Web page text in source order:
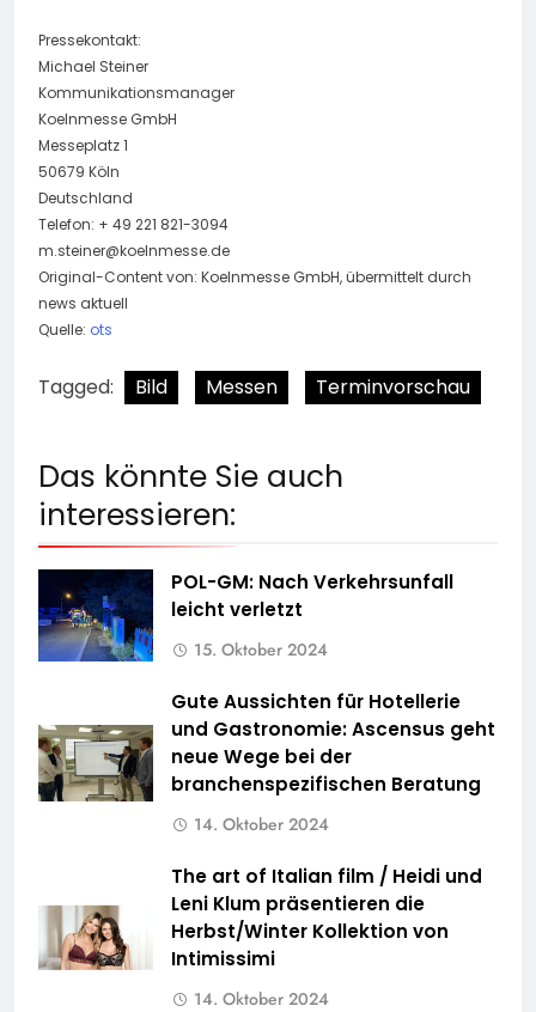
Pressekontakt:
Michael Steiner
Kommunikationsmanager
Koelnmesse GmbH
Messeplatz 1
50679 Köln
Deutschland
Telefon: + 49 221 821-3094
m.steiner@koelnmesse.de
Original-Content von: Koelnmesse GmbH, übermittelt durch
news aktuell
Quelle: ots
Tagged: Bild Messen Terminvorschau
Das könnte Sie auch
interessieren:
POL-GM: Nach Verkehrsunfall
leicht verletzt
15. Oktober 2024
Gute Aussichten für Hotellerie
und Gastronomie: Ascensus geht
neue Wege bei der
branchenspezifischen Beratung
14. Oktober 2024
The art of Italian film / Heidi und
Leni Klum präsentieren die
Herbst/Winter Kollektion von
Intimissimi
14. Oktober 2024